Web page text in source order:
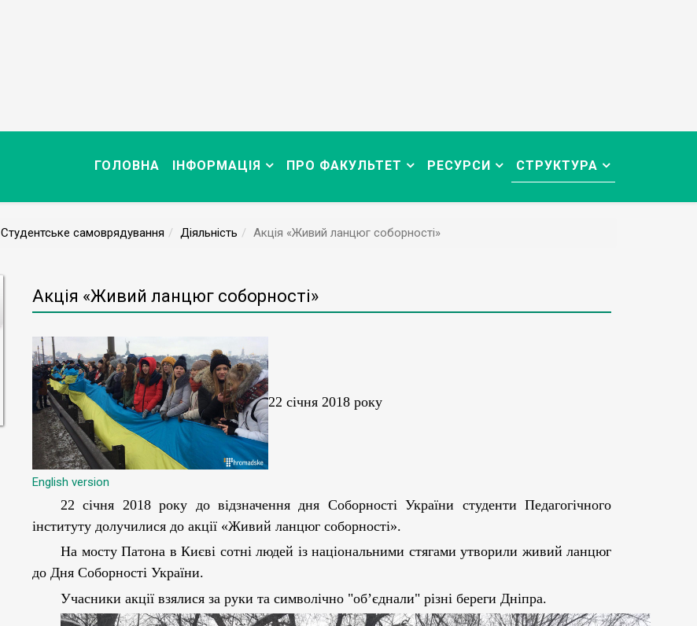
ГОЛОВНА ІНФОРМАЦІЯ ПРО ФАКУЛЬТЕТ РЕСУРСИ СТРУКТУРА
Студентське самоврядування Діяльність Акція «Живий ланцюг соборності»
Акція «Живий ланцюг соборності»
22 січня 2018 року
English version
22 січня 2018 року довідзначення дня Соборності України студенти Педагогічного
інституту долучилися до акції «Живий ланцюг соборності».
На мосту Патона в Києві сотні людей із національними стягами утворили живий ланцюг
до Дня Соборності України.
Учасники акції взялися за руки та символічно "об’єднали" різні береги Дніпра.